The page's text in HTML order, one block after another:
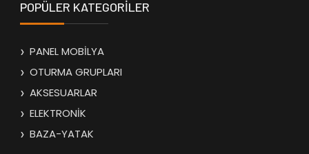
POPÜLER KATEGORİLER
PANEL MOBİLYA
OTURMA GRUPLARI
AKSESUARLAR
ELEKTRONİK
BAZA-YATAK